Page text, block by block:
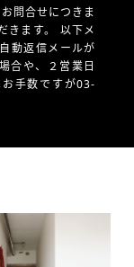
問合せにつきま
きます。 以下メ
動返信メールが
合や、
２営業日
手数ですが03-